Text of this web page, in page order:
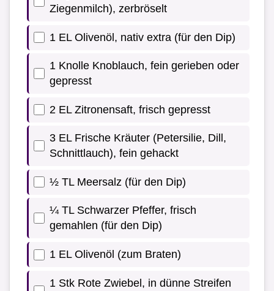
Ziegenmilch), zerbröselt
1 EL Olivenöl, nativ extra (für den Dip)
1 Knolle Knoblauch, fein gerieben oder
gepresst
2 EL Zitronensaft, frisch gepresst
3 EL Frische Kräuter (Petersilie, Dill,
Schnittlauch), fein gehackt
½ TL Meersalz (für den Dip)
¼ TL Schwarzer Pfeffer, frisch
gemahlen (für den Dip)
1 EL Olivenöl (zum Braten)
1 Stk Rote Zwiebel, in dünne Streifen